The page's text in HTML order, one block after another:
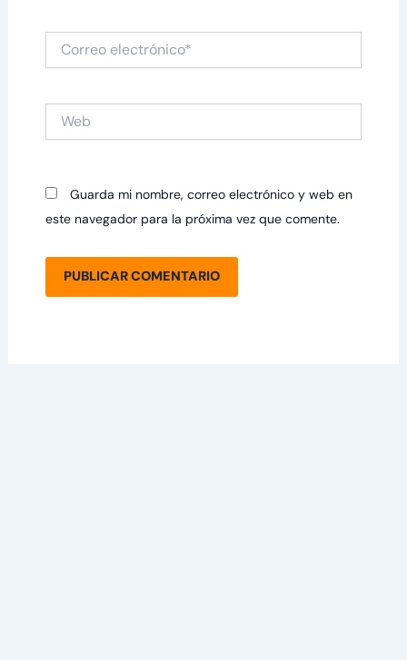
Correo
electrónico*
Guarda mi nombre, correo electrónico y web en
este navegador para la próxima vez que comente.